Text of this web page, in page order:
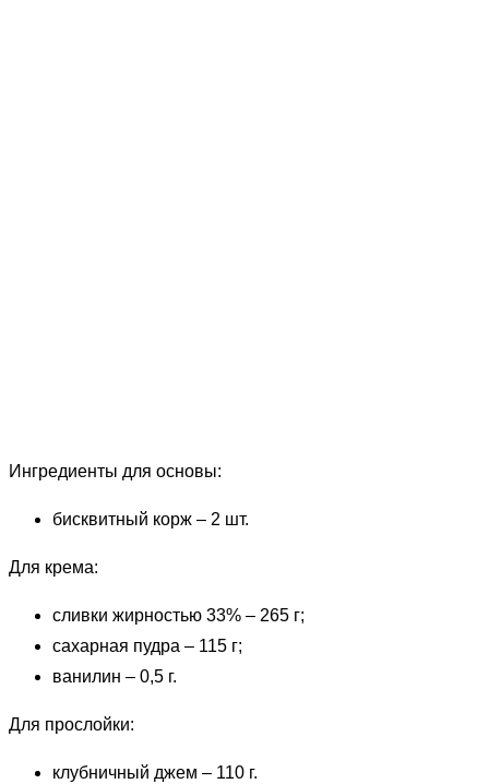
Ингредиенты для основы:
бисквитный корж – 2 шт.
Для крема:
сливки жирностью 33% – 265 г;
сахарная пудра – 115 г;
ванилин – 0,5 г.
Для прослойки:
клубничный джем – 110 г.